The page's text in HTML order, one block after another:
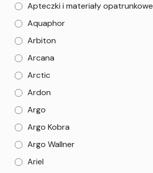
Apteczki i materiały opatrunkowe
Aquaphor
Arbiton
Arcana
Arctic
Ardon
Argo
Argo Kobra
Argo Wallner
Ariel